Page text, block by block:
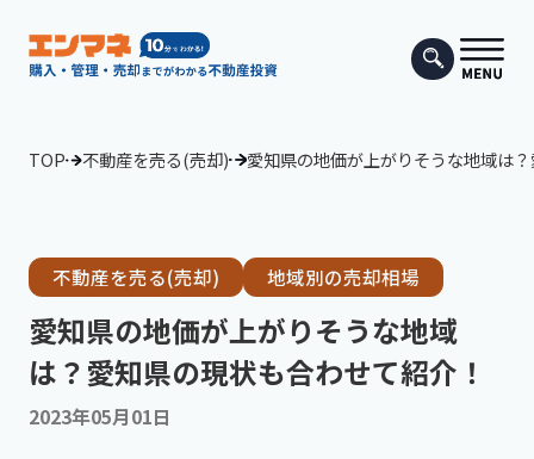
TOP 不動産を売る(売却) 愛知県の地価が上がりそうな地域は
不動産を売る(売却) 地域別の売却相場
愛知県の地価が上がりそうな地域
は？愛知県の現状も合わせて紹介！
2023年05月01日